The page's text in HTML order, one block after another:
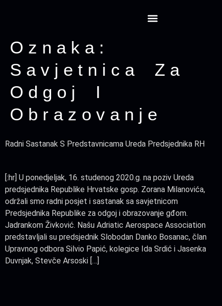
Oznaka:
Savjetnica Za
Odgoj I
Obrazovanje
Radni Sastanak S Predstavnicama Ureda Predsjednika RH
[:hr] U ponedjeljak, 16. studenog 2020.g. na poziv Ureda
predsjednika Republike Hrvatske gosp. Zorana Milanovića,
održali smo radni posjet i sastanak sa savjetnicom
Predsjednika Republike za odgoj i obrazovanje gđom.
Jadrankom Živković. Našu Adriatic Aerospace Association
predstavljali su predsjednik Slobodan Danko Bosanac, član
Upravnog odbora Silvio Papić, kolegice Ida Srdić i Jasenka
Duvnjak, Stevče Arsoski […]